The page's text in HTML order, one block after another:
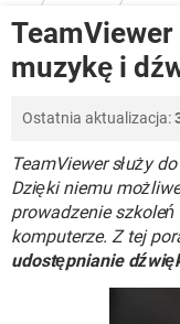
SPOTIFY
INSTAGRAM
PlayStation
GRY
SPOTIFY
INSTAGRAM
WINDOWS 10
DO POBRANIA
ANDROID
INSTAGRAM
WINDOWS 10
FORUM
COVID-19
GRY
SPOTIFY
INSTAGRAM
WINDOWS 10
COVID-19
GRY
SPOTIFY
muzykę i
Ostatnia aktualizacja:
TeamViewer służy
Dzięki niemu
prowadzenie
komputerze. Z tej
udostępnianie